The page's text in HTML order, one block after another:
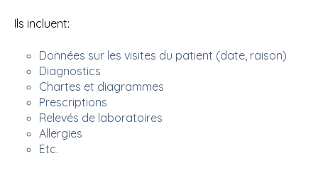
Ils incluent:
Données sur les visites du patient (date, raison)
Diagnostics
Chartes et diagrammes
Prescriptions
Relevés de laboratoires
Allergies
Etc.